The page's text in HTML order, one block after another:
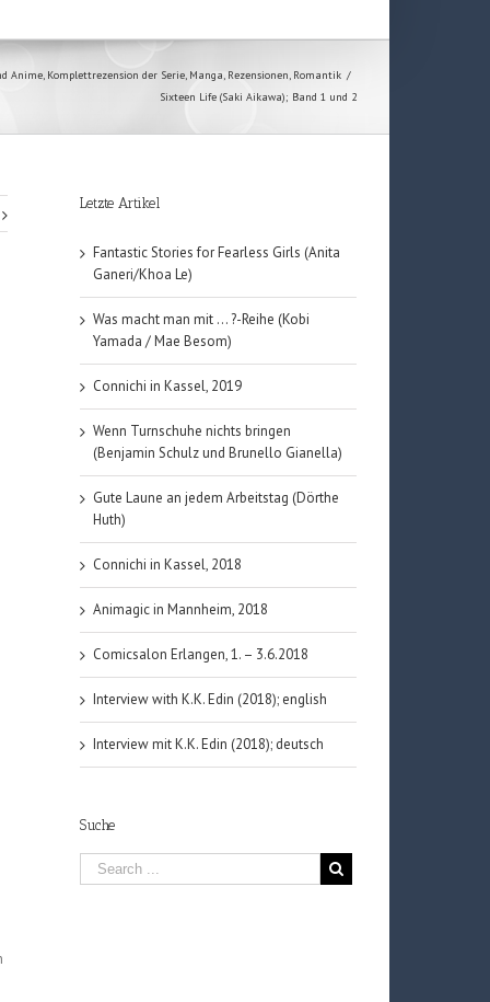
Anime, Komplettrezension der Serie, Manga, Rezensionen, Romantik /
Sixteen Life (Saki Aikawa); Band 1 und 2
Letzte Artikel
Fantastic Stories for Fearless Girls (Anita
Ganeri/Khoa Le)
Was macht man mit … ?-Reihe (Kobi
Yamada / Mae Besom)
Connichi in Kassel, 2019
Wenn Turnschuhe nichts bringen
(Benjamin Schulz und Brunello Gianella)
Gute Laune an jedem Arbeitstag (Dörthe
Huth)
Connichi in Kassel, 2018
Animagic in Mannheim, 2018
Comicsalon Erlangen, 1. – 3.6.2018
Interview with K.K. Edin (2018); english
Interview mit K.K. Edin (2018); deutsch
Suche